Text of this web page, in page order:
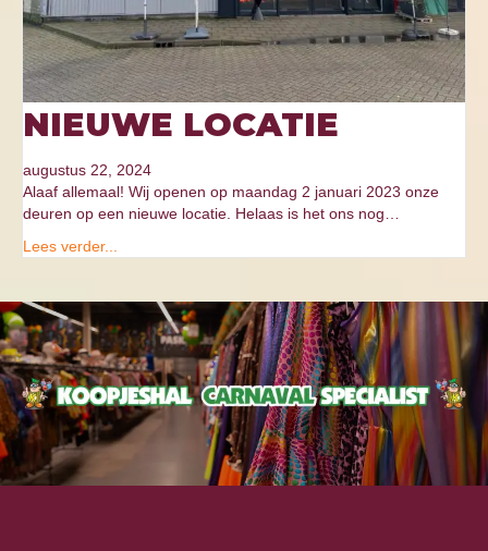
NIEUWE LOCATIE
augustus 22, 2024
Alaaf allemaal! Wij openen op maandag 2 januari 2023 onze
deuren op een nieuwe locatie. Helaas is het ons nog…
Lees verder...